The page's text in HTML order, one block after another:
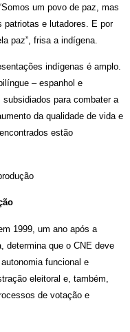
um povo de paz, mas
patriotas e lutadores. E por
paz”, frisa a indígena.
indígenas é amplo.
para combater a
da qualidade de vida e
estão
1999, um ano após a
determina que o CNE deve
funcional e
eleitoral e, também,
de votação e